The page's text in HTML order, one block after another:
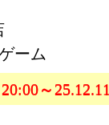
ーム
～